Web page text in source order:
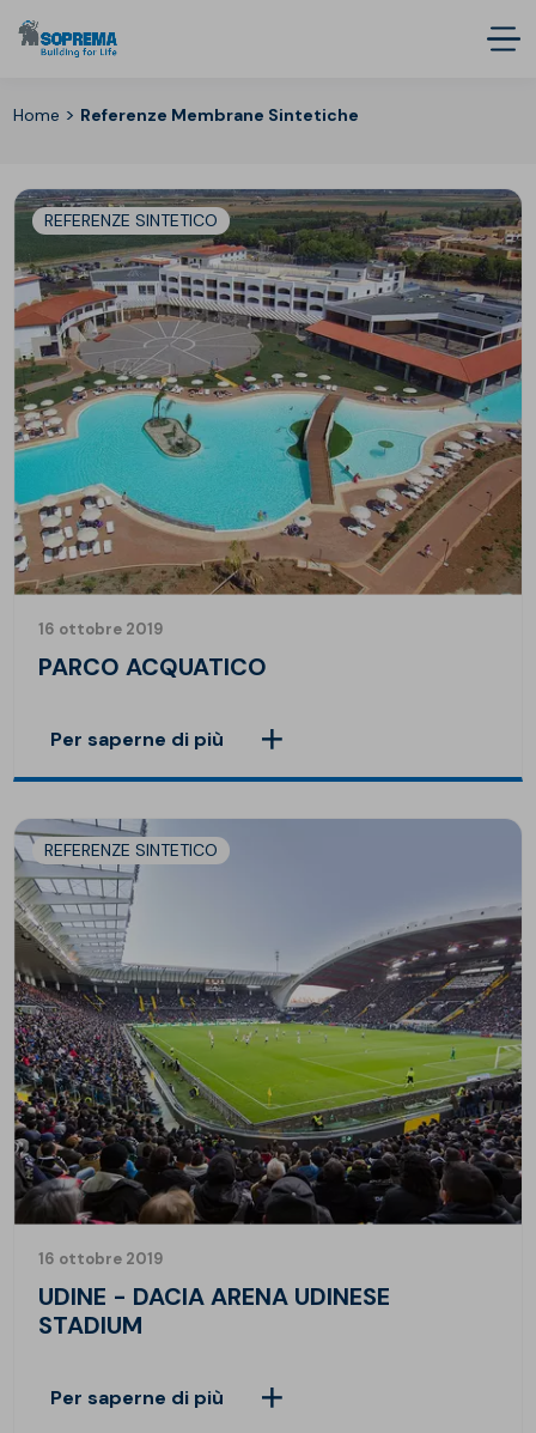
Home > Referenze Membrane Sintetiche
REFERENZE SINTETICO
16 ottobre 2019
PARCO ACQUATICO
Per saperne di più
REFERENZE SINTETICO
16 ottobre 2019
UDINE - DACIA ARENA UDINESE
STADIUM
Per saperne di più